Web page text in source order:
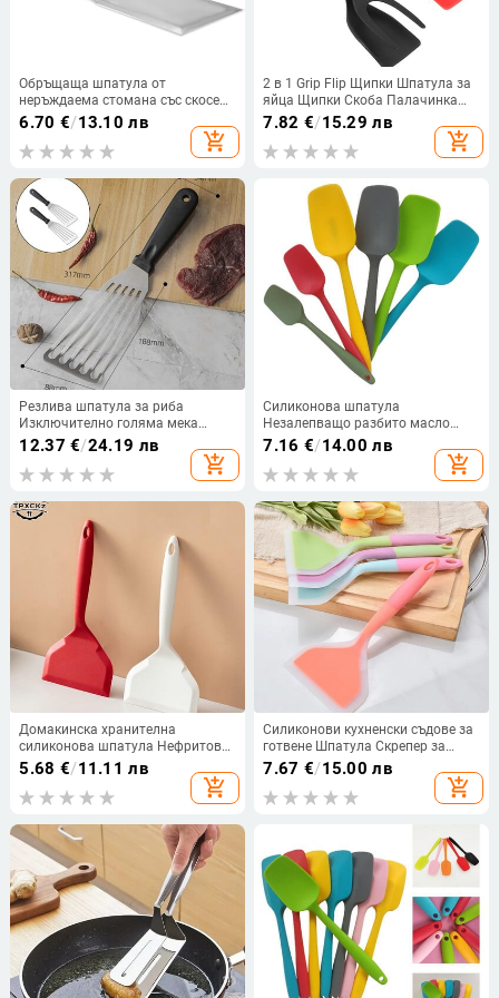
Обръщаща шпатула от
неръждаема стомана със скосени
ръбове Дръжка от твърда
дървесина за чугунена скара с
плосък връх Скара скрепер
хамбургер
6.70 €/13.10 лв
add_shopping_cart
2 в 1 Grip Flip Щипки Шпатула за
яйца Щипки Скоба Палачинка
Пържено яйце Френски тост
Омлет Обърнат Turner Кухненски
аксесоари
7.82 €/15.29 лв
add_shopping_cart
Резлива шпатула за риба
Изключително голяма мека
дръжка Кухненски инструменти
Рибни плавници за
12.37 €/24.19 лв
add_shopping_cart
Силиконова шпатула
Незалепващо разбито масло
Крем Печене на торта Блендер
Миксер Скрепери Кухненски
инструменти и аксесоари за
7.16 €/14.00 лв
add_shopping_cart
Домакинска хранителна
силиконова шпатула Нефритова
шпатула за готвене
Незалепваща специална дебела
шпатула за готвене на яйца
5.68 €/11.11 лв
add_shopping_cart
Силиконови кухненски съдове за
готвене Шпатула Скрепер за
бисквитки Сладкиши Шпатула за
торта Телешко яйце Кухня
Стъргалка за масло Кухненски
7.67 €/15.00 лв
add_shopping_cart